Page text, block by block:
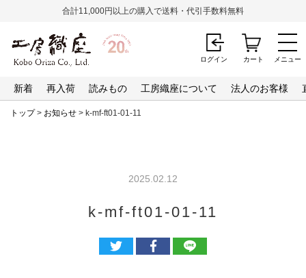
メニュー
合計11,000円以上の購入で送料・代引手数料無料
新着 再入荷 読みもの 工房織座について 法人のお客様
ログイン カート
トップ> お知らせ > k-mf-ft01-01-11
2025.02.12
k-mf-ft01-01-11